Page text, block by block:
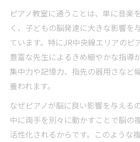
ピアノ教室に通うことは、単に音楽
く、子どもの脳発達に大きな影響を
ています。特にJR中央線エリアのピ
豊富な先生によるきめ細やかな指導
集中力や記憶力、指先の器用さなど
養われます。
なぜピアノが脳に良い影響を与える
中に両手を別々に動かすことで脳の
活性化されるからです。このような